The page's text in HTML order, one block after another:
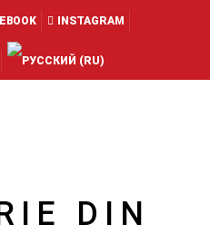
INSTAGRAM
DIN